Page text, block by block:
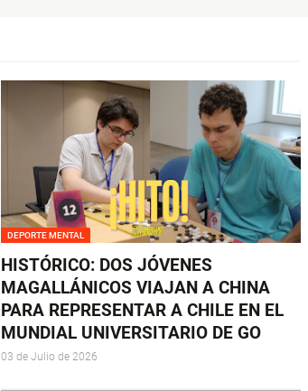
DEPORTE MENTAL
HISTÓRICO: DOS JÓVENES
MAGALLÁNICOS VIAJAN A CHINA
PARA REPRESENTAR A CHILE EN EL
MUNDIAL UNIVERSITARIO DE GO
03 de Julio de 2026